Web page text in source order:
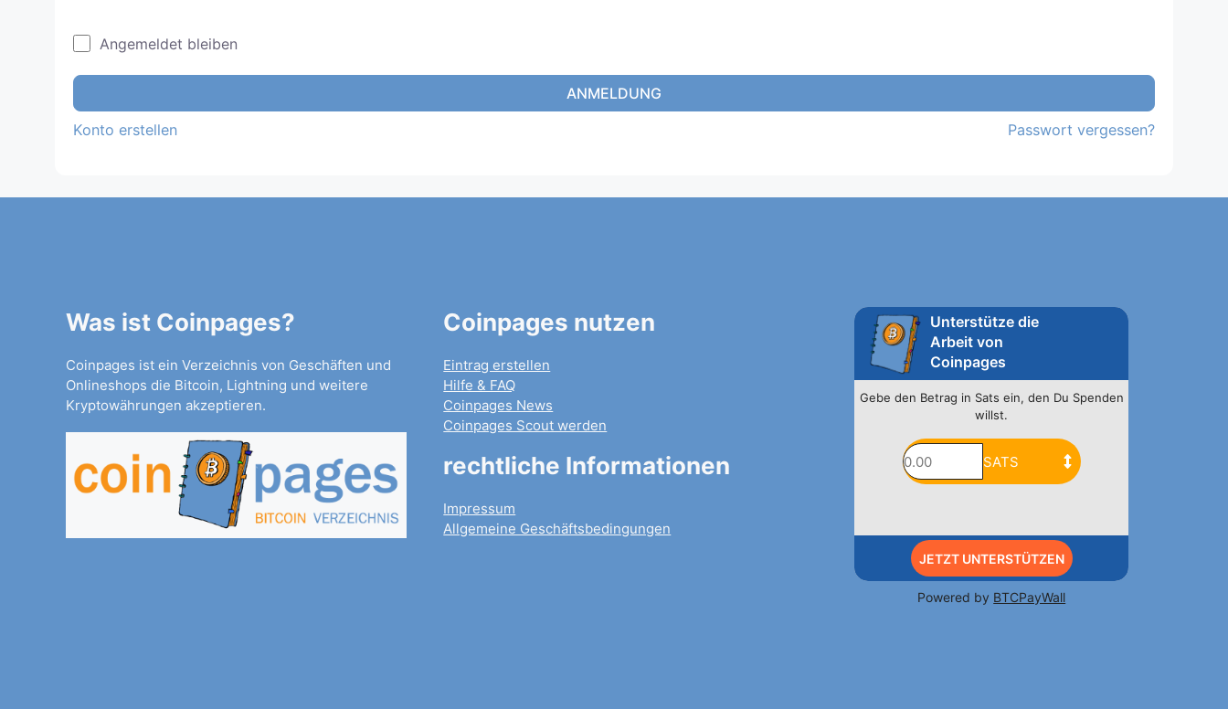
Angemeldet bleiben
ANMELDUNG
Konto erstellen Passwort vergessen?
Was ist Coinpages?
Coinpages ist ein Verzeichnis von Geschäften und
Onlineshops die Bitcoin, Lightning und weitere
Kryptowährungen akzeptieren.
Coinpages nutzen
Eintrag erstellen
Hilfe & FAQ
Coinpages News
Coinpages Scout werden
rechtliche Informationen
Impressum
Allgemeine Geschäftsbedingungen
Unterstütze die
Arbeit von
Coinpages
Gebe den Betrag in Sats ein, den Du Spenden
willst.
JETZT UNTERSTÜTZEN
Powered by BTCPayWall